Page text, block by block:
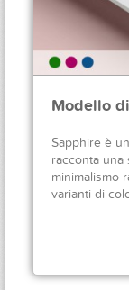
Modello
Sapphire è
racconta una
minimalismo
varianti di